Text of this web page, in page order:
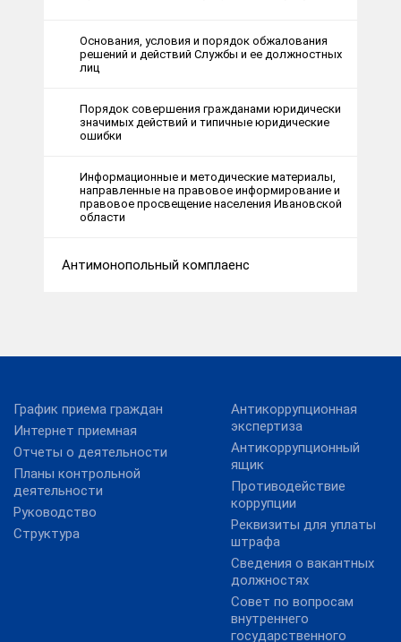
Основания, условия и порядок обжалования
решений и действий Службы и ее должностных
лиц
Порядок совершения гражданами юридически
значимых действий и типичные юридические
ошибки
Информационные и методические материалы,
направленные на правовое информирование и
правовое просвещение населения Ивановской
области
Антимонопольный комплаенс
График приема граждан
Интернет приемная
Отчеты о деятельности
Планы контрольной
деятельности
Руководство
Структура
Антикоррупционная
экспертиза
Антикоррупционный
ящик
Противодействие
коррупции
Реквизиты для уплаты
штрафа
Сведения о вакантных
должностях
Совет по вопросам
внутреннего
государственного